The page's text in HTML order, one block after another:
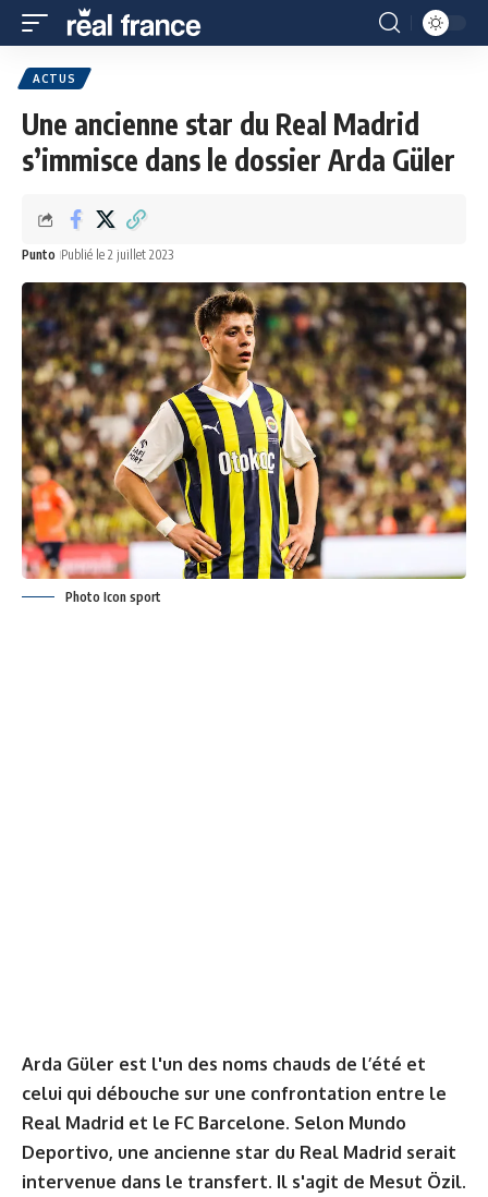
ACTUS
Une ancienne star du Real Madrid
s’immisce dans le dossier Arda Güler
Punto Publié le 2 juillet 2023
Photo Icon sport
Arda Güler est l'un des noms chauds de l’été et
celui qui débouche sur une confrontation entre le
Real Madrid et le FC Barcelone. Selon Mundo
Deportivo, une ancienne star du Real Madrid serait
intervenue dans le transfert. Il s'agit de Mesut Özil.